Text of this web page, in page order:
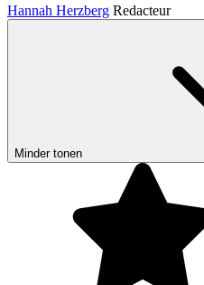
Hannah Herzberg Redacteur
Minder tonen